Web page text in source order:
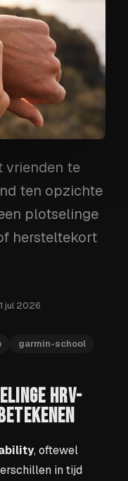
vrienden te
ten opzichte
plotselinge
hersteltekort
jul 2026
garmin-school
HRV-
, oftewel
in tijd